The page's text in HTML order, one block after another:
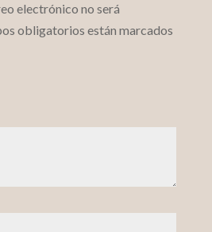
electrónico no será
obligatorios están marcados